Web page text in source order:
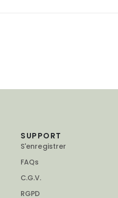
SUPPORT
S'enregistrer
FAQs
C.G.V.
RGPD